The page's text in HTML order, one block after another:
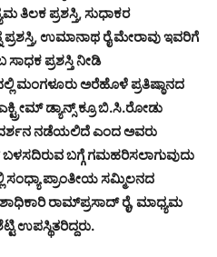
ಪ್ರಶಸ್ತಿ, ಸುಧಾಕರ
ಉಮಾನಾಥ ರೈ ಮೇರಾವು ಇವರಿಗೆ
ಪ್ರಶಸ್ತಿ ನೀಡಿ
ಮಂಗಳೂರು ಅರೆಹೊಳೆ ಪ್ರತಿಷ್ಠಾನದ
ಡ್ಯಾನ್ಸ್ ಕ್ರೂ ಬಿ.ಸಿ.ರೋಡು
ನಡೆಯಲಿದೆ ಎಂದ ಅವರು
ಬಳಸದಿರುವ ಬಗ್ಗೆ ಗಮಹರಿಸಲಾಗುವುದು
ಸಂಧ್ಯಾ ಪ್ರಾಂತೀಯ ಸಮ್ಮಿಲನದ
ರಾಮ್‌ಪ್ರಸಾದ್ ರೈ, ಮಾಧ್ಯಮ
ಉಪಸ್ಥಿತರಿದ್ದರು.